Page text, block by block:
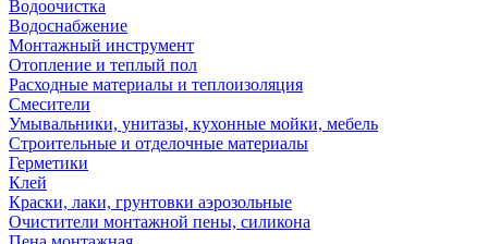
Водоочистка
Водоснабжение
Монтажный инструмент
Отопление и теплый пол
Расходные материалы и теплоизоляция
Смесители
Умывальники, унитазы, кухонные мойки, мебель
Строительные и отделочные материалы
Герметики
Клей
Краски, лаки, грунтовки аэрозольные
Очистители монтажной пены, силикона